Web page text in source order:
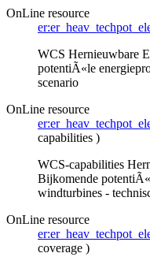
OnLine resource
WCS Hernieuwbare
potentiÃ«le
scenario
OnLine resource
capabilities )
WCS-capabilities
Bijkomende
windturbines -
OnLine resource
coverage )